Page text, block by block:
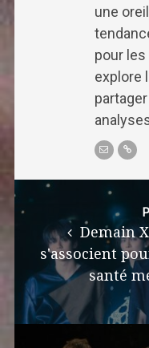
une
pour
explore
Post
navigation
Demain
s'associent
santé